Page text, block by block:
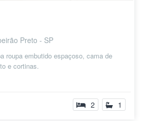
Preto - SP
roupa embutido espaçoso, cama de
e cortinas.
2 1